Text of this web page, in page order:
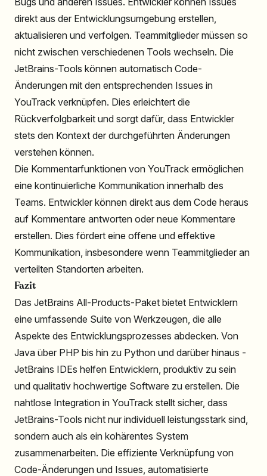
direkt aus der Entwicklungsumgebung erstellen,
aktualisieren und verfolgen. Teammitglieder müssen so
nicht zwischen verschiedenen Tools wechseln. Die
JetBrains-Tools können automatisch Code-
Änderungen mit den entsprechenden Issues in
YouTrack verknüpfen. Dies erleichtert die
Rückverfolgbarkeit und sorgt dafür, dass Entwickler
stets den Kontext der durchgeführten Änderungen
verstehen können.
Die Kommentarfunktionen von YouTrack ermöglichen
eine kontinuierliche Kommunikation innerhalb des
Teams. Entwickler können direkt aus dem Code heraus
auf Kommentare antworten oder neue Kommentare
erstellen. Dies fördert eine offene und effektive
Kommunikation, insbesondere wenn Teammitglieder an
verteilten Standorten arbeiten.
Fazit
Das JetBrains All-Products-Paket bietet Entwicklern
eine umfassende Suite von Werkzeugen, die alle
Aspekte des Entwicklungsprozesses abdecken. Von
Java über PHP bis hin zu Python und darüber hinaus -
JetBrains IDEs helfen Entwicklern, produktiv zu sein
und qualitativ hochwertige Software zu erstellen. Die
nahtlose Integration in YouTrack stellt sicher, dass
JetBrains-Tools nicht nur individuell leistungsstark sind,
sondern auch als ein kohärentes System
zusammenarbeiten. Die effiziente Verknüpfung von
Code-Änderungen und Issues, automatisierte